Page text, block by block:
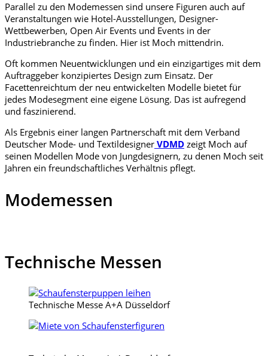
Parallel zu den Modemessen sind unsere Figuren auch auf
Veranstaltungen wie Hotel-Ausstellungen, Designer-
Wettbewerben, Open Air Events und Events in der
Industriebranche zu finden. Hier ist Moch mittendrin.
Oft kommen Neuentwicklungen und ein einzigartiges mit dem
Auftraggeber konzipiertes Design zum Einsatz. Der
Facettenreichtum der neu entwickelten Modelle bietet für
jedes Modesegment eine eigene Lösung. Das ist aufregend
und faszinierend.
Als Ergebnis einer langen Partnerschaft mit dem Verband
Deutscher Mode- und Textildesigner VDMD zeigt Moch auf
seinen Modellen Mode von Jungdesignern, zu denen Moch seit
Jahren ein freundschaftliches Verhältnis pflegt.
Modemessen
Technische Messen
Technische Messe A+A Düsseldorf